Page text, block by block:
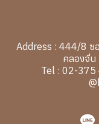
Address : 444/8 ซ
คลองจั่น
Tel : 02-